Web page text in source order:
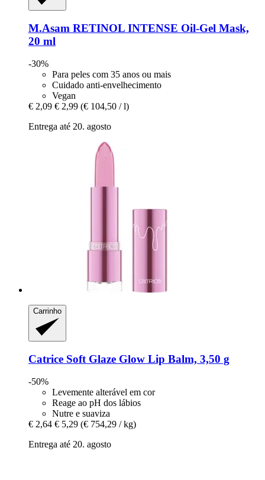
M.Asam RETINOL INTENSE Oil-​Gel Mask,
20 ml
-30%
Para peles com 35 anos ou mais
Cuidado anti-envelhecimento
Vegan
€ 2,09 € 2,99 (€ 104,50 / l)
Entrega até 20. agosto
Carrinho
Catrice Soft Glaze Glow Lip Balm, 3,50 g
-50%
Levemente alterável em cor
Reage ao pH dos lábios
Nutre e suaviza
€ 2,64 € 5,29 (€ 754,29 / kg)
Entrega até 20. agosto